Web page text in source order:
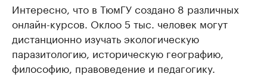
Интересно, что в ТюмГУ создано 8 различных
онлайн-курсов. Оклоо 5 тыс. человек могут
дистанционно изучать экологическую
паразитологию, историческую географию,
философию, правоведение и педагогику.